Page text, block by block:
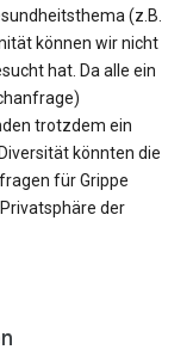
(z.B.
können wir nicht
hat. Da alle ein
trotzdem ein
könnten die
für Grippe
der